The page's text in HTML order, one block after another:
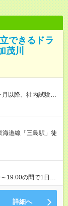
できるドラ
茂川
以降、社内試験に
～100円の昇給あ
同じです。
道線「三島駅」徒
19:00の間で1日7
相談 ☆未経験・無資
詳細へ